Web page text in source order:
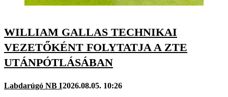
WILLIAM GALLAS TECHNIKAI
VEZETŐKÉNT FOLYTATJA A ZTE
UTÁNPÓTLÁSÁBAN
Labdarúgó NB I2026.08.05. 10:26